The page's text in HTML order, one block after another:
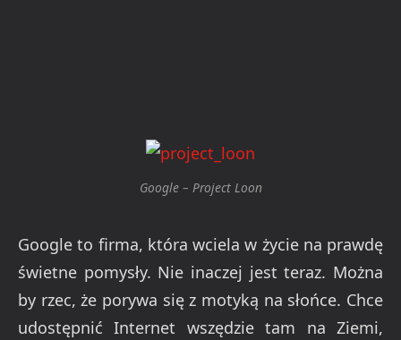
Google – Project Loon
Google to firma, która wciela w życie na prawdę
świetne pomysły. Nie inaczej jest teraz. Można
by rzec, że porywa się z motyką na słońce. Chce
udostępnić Internet wszędzie tam na Ziemi,